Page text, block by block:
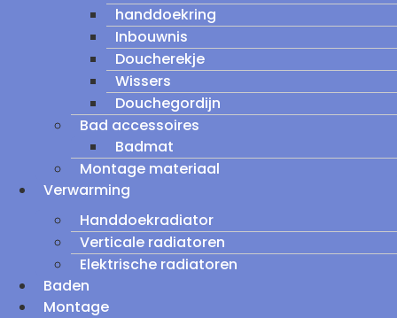
handdoekring
Inbouwnis
Doucherekje
Wissers
Douchegordijn
Bad accessoires
Badmat
Montage materiaal
Verwarming
Handdoekradiator
Verticale radiatoren
Elektrische radiatoren
Baden
Montage